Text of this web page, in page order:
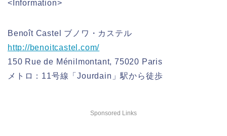
<Information>
Benoît Castel ブノワ・カステル
http://benoitcastel.com/
150 Rue de Ménilmontant, 75020 Paris
メトロ：11号線「Jourdain」駅から徒歩
Sponsored Links